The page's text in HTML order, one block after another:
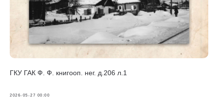
ГКУ ГАК Ф. Ф. книгооп. нег. д.206 л.1
2026-05-27 00:00